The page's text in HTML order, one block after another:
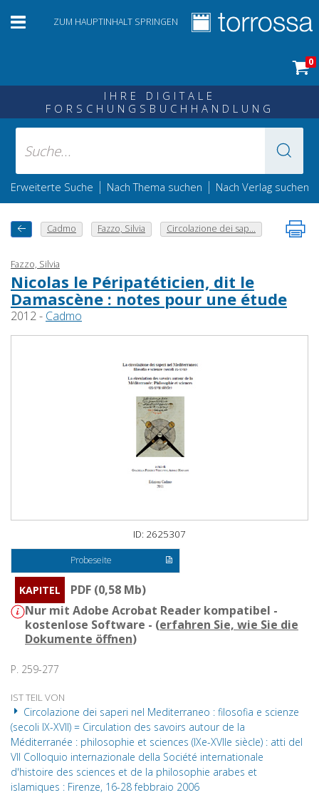
ZUM HAUPTINHALT SPRINGEN
0
IHRE DIGITALE
FORSCHUNGSBUCHHANDLUNG
Erweiterte Suche | Nach Thema suchen | Nach Verlag suchen
Cadmo Fazzo, Silvia Circolazione dei sap...
Fazzo, Silvia
Nicolas le Péripatéticien, dit le
Damascène : notes pour une étude
2012 - Cadmo
ID: 2625307
Probeseite
KAPITEL
PDF (0,58 Mb)
Nur mit Adobe Acrobat Reader kompatibel -
kostenlose Software - (erfahren Sie, wie Sie die
Dokumente öffnen)
P. 259-277
IST TEIL VON
Circolazione dei saperi nel Mediterraneo : filosofia e scienze
(secoli IX-XVII) = Circulation des savoirs autour de la
Méditerranée : philosophie et sciences (IXe-XVIIe siècle) : atti del
VII Colloquio internazionale della Société internationale
d'histoire des sciences et de la philosophie arabes et
islamiques : Firenze, 16-28 febbraio 2006